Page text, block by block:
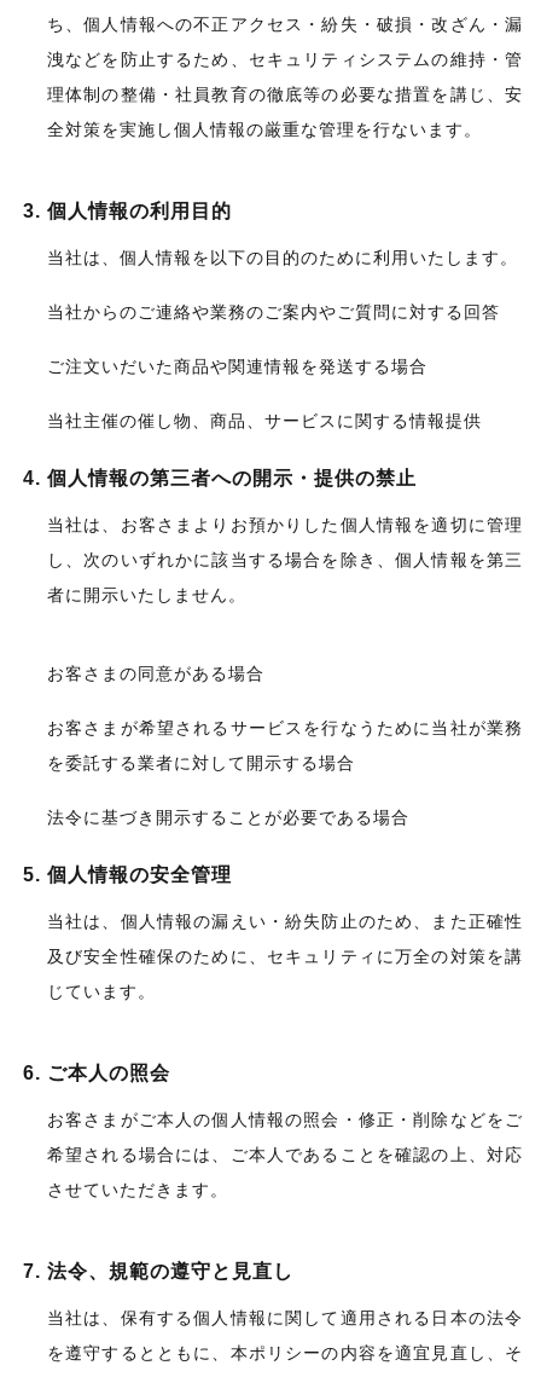
ち、個人情報への不正アクセス・紛失・破損・改ざん・漏
洩などを防止するため、セキュリティシステムの維持・管
理体制の整備・社員教育の徹底等の必要な措置を講じ、安
全対策を実施し個人情報の厳重な管理を行ないます。
個人情報の利用目的
当社は、個人情報を以下の目的のために利用いたします。
当社からのご連絡や業務のご案内やご質問に対する回答
ご注文いだいた商品や関連情報を発送する場合
当社主催の催し物、商品、サービスに関する情報提供
個人情報の第三者への開示・提供の禁止
当社は、お客さまよりお預かりした個人情報を適切に管理
し、次のいずれかに該当する場合を除き、個人情報を第三
者に開示いたしません。
お客さまの同意がある場合
お客さまが希望されるサービスを行なうために当社が業務
を委託する業者に対して開示する場合
法令に基づき開示することが必要である場合
個人情報の安全管理
当社は、個人情報の漏えい・紛失防止のため、また正確性
及び安全性確保のために、セキュリティに万全の対策を講
じています。
ご本人の照会
お客さまがご本人の個人情報の照会・修正・削除などをご
希望される場合には、ご本人であることを確認の上、対応
させていただきます。
法令、規範の遵守と見直し
当社は、保有する個人情報に関して適用される日本の法令
を遵守するとともに、本ポリシーの内容を適宜見直し、そ